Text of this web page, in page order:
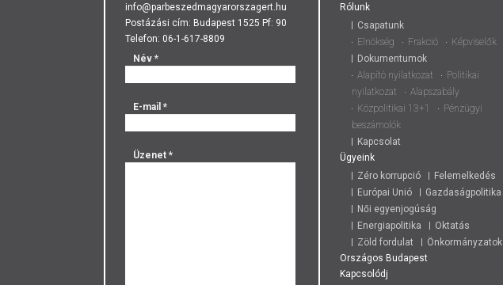
info@parbeszedmagyarorszagert.hu
Postázási cím: Budapest 1525 Pf: 90
Telefon: 06-1-617-8809
Név *
E-mail *
Üzenet *
Rólunk
Csapatunk
Elnökség
Frakció
Képviselők
Dokumentumok
Alapító nyilatkozat
Politikai
nyilatkozat
Alapszabály
Közpolitikai 13+1
Pénzügyi
beszámolók
Kapcsolat
Ügyeink
Zéro korrupció
Felemelkedés
Európai Unió
Gazdaságpolitika
Női egyenjogúság
Energiapolitika
Oktatás
Zöld fordulat
Önkormányzatok
Országos Budapest
Kapcsolódj